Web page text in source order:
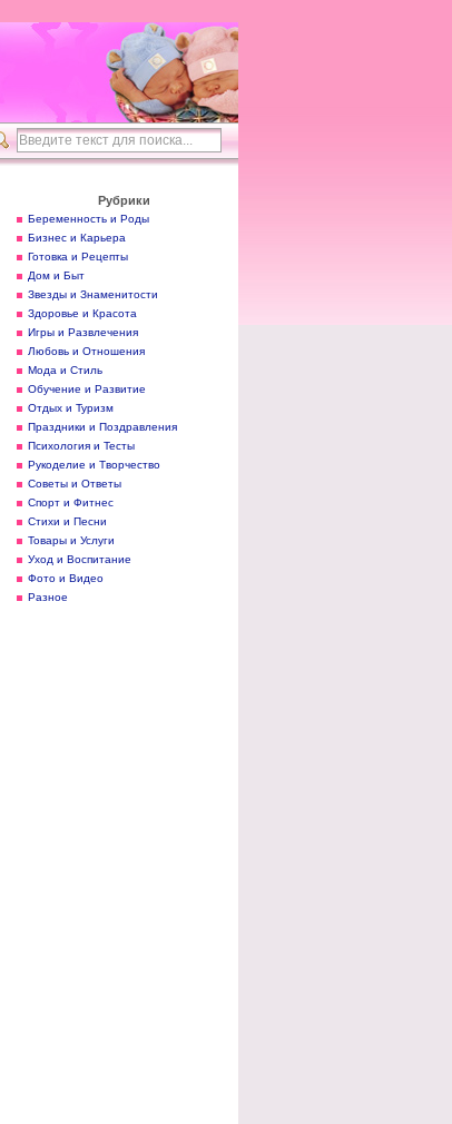
Рубрики
Беременность и Роды
Бизнес и Карьера
Готовка и Рецепты
Дом и Быт
Звезды и Знаменитости
Здоровье и Красота
Игры и Развлечения
Любовь и Отношения
Мода и Стиль
Обучение и Развитие
Отдых и Туризм
Праздники и Поздравления
Психология и Тесты
Рукоделие и Творчество
Советы и Ответы
Спорт и Фитнес
Стихи и Песни
Товары и Услуги
Уход и Воспитание
Фото и Видео
Разное